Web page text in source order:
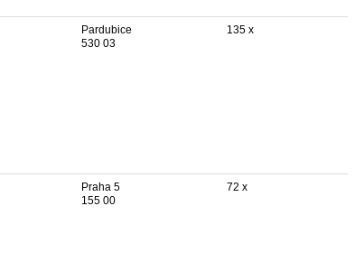
Pardubice
530 03
135 x
Praha 5
155 00
72 x